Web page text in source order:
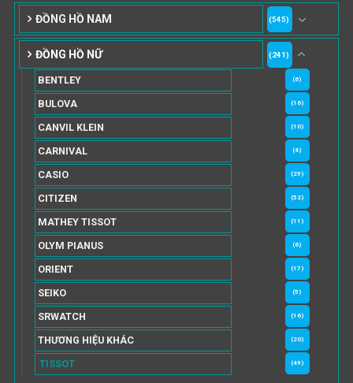
ĐỒNG HỒ NAM (545)
ĐỒNG HỒ NỮ (241)
BENTLEY (6)
BULOVA (16)
CANVIL KLEIN (10)
CARNIVAL (4)
CASIO (29)
CITIZEN (52)
MATHEY TISSOT (11)
OLYM PIANUS (6)
ORIENT (17)
SEIKO (5)
SRWATCH (16)
THƯƠNG HIỆU KHÁC (20)
TISSOT (49)